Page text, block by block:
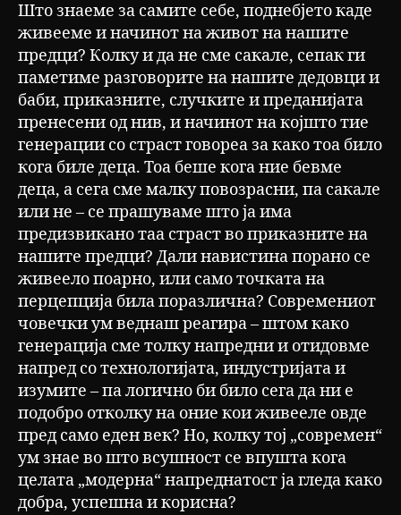
Што знаеме за самите себе, поднебјето каде
живееме и начинот на живот на нашите
предци? Колку и да не сме сакале, сепак ги
паметиме разговорите на нашите дедовци и
баби, приказните, случките и преданијата
пренесени од нив, и начинот на којшто тие
генерации со страст говореа за како тоа било
кога биле деца. Тоа беше кога ние бевме
деца, а сега сме малку повозрасни, па сакале
или не – се прашуваме што ја има
предизвикано таа страст во приказните на
нашите предци? Дали навистина порано се
живеело поарно, или само точката на
перцепција била поразлична? Современиот
човечки ум веднаш реагира – штом како
генерација сме толку напредни и отидовме
напред со технологијата, индустријата и
изумите – па логично би било сега да ни е
подобро отколку на оние кои живееле овде
пред само еден век? Но, колку тој „современ“
ум знае во што всушност се впушта кога
целата „модерна“ напреднатост ја гледа како
добра, успешна и корисна?